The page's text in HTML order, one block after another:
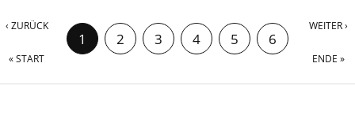
‹ ZURÜCK
« START
1 2 3 4 5 6
WEITER ›
ENDE »